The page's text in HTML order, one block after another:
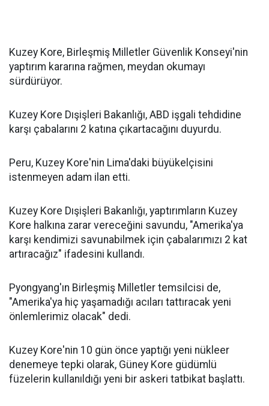
Kuzey Kore, Birleşmiş Milletler Güvenlik Konseyi'nin
yaptırım kararına rağmen, meydan okumayı
sürdürüyor.
Kuzey Kore Dışişleri Bakanlığı, ABD işgali tehdidine
karşı çabalarını 2 katına çıkartacağını duyurdu.
Peru, Kuzey Kore'nin Lima'daki büyükelçisini
istenmeyen adam ilan etti.
Kuzey Kore Dışişleri Bakanlığı, yaptırımların Kuzey
Kore halkına zarar vereceğini savundu, "Amerika'ya
karşı kendimizi savunabilmek için çabalarımızı 2 kat
artıracağız" ifadesini kullandı.
Pyongyang'ın Birleşmiş Milletler temsilcisi de,
"Amerika'ya hiç yaşamadığı acıları tattıracak yeni
önlemlerimiz olacak" dedi.
Kuzey Kore'nin 10 gün önce yaptığı yeni nükleer
denemeye tepki olarak, Güney Kore güdümlü
füzelerin kullanıldığı yeni bir askeri tatbikat başlattı.